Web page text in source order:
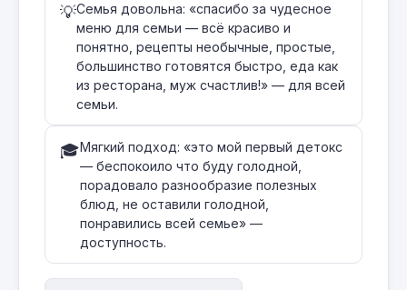
💡Семья довольна: «спасибо за чудесное
меню для семьи — всё красиво и
понятно, рецепты необычные, простые,
большинство готовятся быстро, еда как
из ресторана, муж счастлив!» — для всей
семьи.
🎓Мягкий подход: «это мой первый детокс
— беспокоило что буду голодной,
порадовало разнообразие полезных
блюд, не оставили голодной,
понравились всей семье» —
доступность.